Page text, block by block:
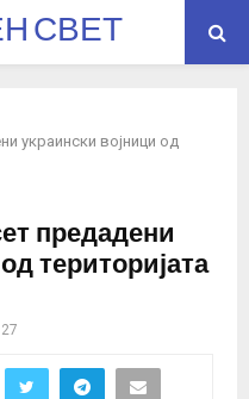
СВЕТ
украински војници од
предадени
територијата